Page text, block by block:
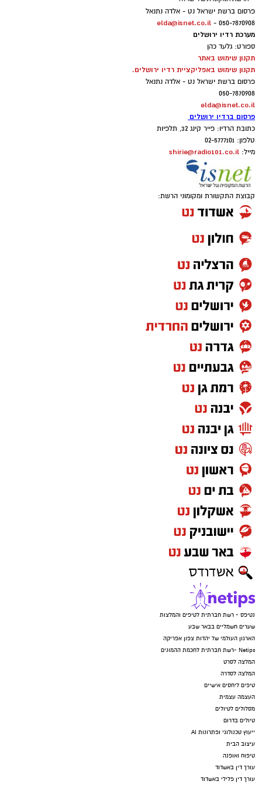
פרסום ברשת ישראל נט - אלדה נתנאל
050-7870908 -
elda@isnet.co.il
מערכת רדיו ירושלים
ספורט: גלעד כהן
תקנון שימוש באתר
תקנון שימוש באפליקציית רדיו ירושלים.
פרסום ברשת ישראל נט - אלדה נתנאל
050-7870908
elda@isnet.co.il
פרסום ברדיו ירושלים
כתובת הרדיו: פייר קינג 32, תלפיות
טלפון: 02-5777101
מייל: shirie@radio101.co.il
קבוצת התקשורת ומקומוני הרשת:
נטיפס - רשת חברתית לטיפים והמלצות
שערים חשמליים בבאר שבע
הארגון העולמי של יהדות צפון אפריקה
Netips -רשת חברתית לחכמת ההמונים
המלצה לסרט
המלצה לסדרה
טיפים ליחסים אישיים
העצמה עצמית
מסלולים לטיולים
טיולים בדרום
ייעוץ טכנולוגי ופתרונות AI
עיצוב הבית
טיפוח ואופנה
עורך דין באשדוד
עורך דין פלילי באשדוד